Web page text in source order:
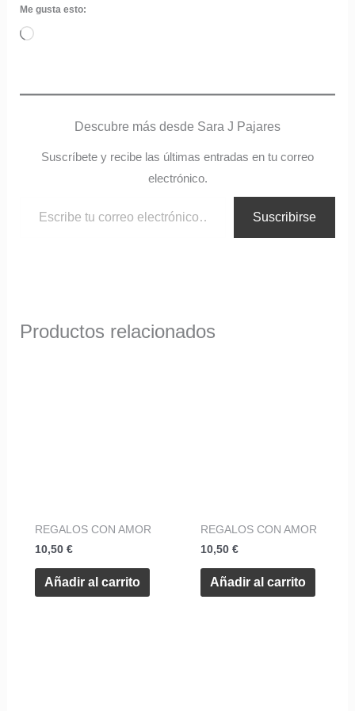
Me gusta esto:
Cargando...
Descubre más desde Sara J Pajares
Suscríbete y recibe las últimas entradas en tu correo
electrónico.
Suscribirse
Productos relacionados
REGALOS CON AMOR
10,50 €
Añadir al carrito
REGALOS CON AMOR
10,50€
Añadir al carrito